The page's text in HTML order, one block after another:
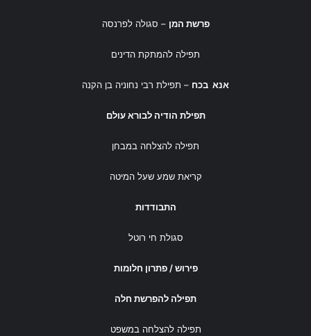
פרשת המן – סגולה לפרנסה
תפילה להמתקת הדינים
אנא בכח – תפילת רבי נחוניה בן הקנה
תפילת הודיה לבורא עולם
תפילה להצלחה במבחן
קריאת שמע שעל המיטה
התבודדות
סגולת חי רוטל
פירוש / פתרון חלומות
תפילה להפרשת חלה
תפילה להצלחה במשפט